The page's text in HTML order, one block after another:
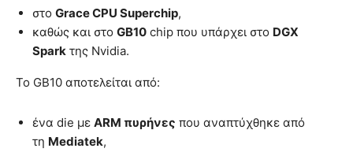
στο Grace CPU Superchip,
καθώς και στο GB10 chip που υπάρχει στο DGX
Spark της Nvidia.
Το GB10 αποτελείται από:
ένα die με ARM πυρήνες που αναπτύχθηκε από
τη Mediatek,